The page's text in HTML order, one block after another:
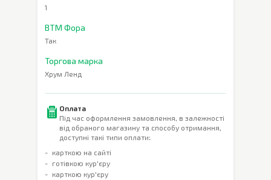
1
ВТМ Фора
Так
Торгова марка
Хрум Ленд
Оплата
Під час оформлення замовлення, в залежності
від обраного магазину та способу отримання,
доступні такі типи оплати:
карткою на сайті
готівкою кур'єру
карткою кур'єру